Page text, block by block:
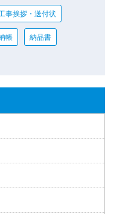
事挨拶・送付状
帳 納品書